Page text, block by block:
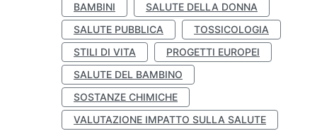
BAMBINI
SALUTE DELLA DONNA
SALUTE PUBBLICA
TOSSICOLOGIA
STILI DI VITA
PROGETTI EUROPEI
SALUTE DEL BAMBINO
SOSTANZE CHIMICHE
VALUTAZIONE IMPATTO SULLA SALUTE